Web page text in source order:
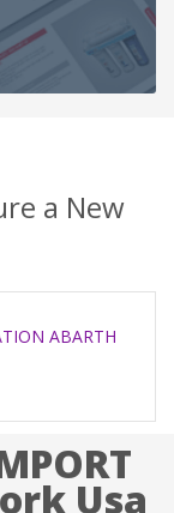
a New
ABARTH
Usa